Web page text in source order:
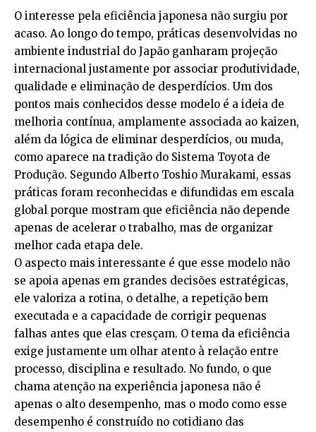
O interesse pela eficiência japonesa não surgiu por
acaso. Ao longo do tempo, práticas desenvolvidas no
ambiente industrial do Japão ganharam projeção
internacional justamente por associar produtividade,
qualidade e eliminação de desperdícios. Um dos
pontos mais conhecidos desse modelo é a ideia de
melhoria contínua, amplamente associada ao kaizen,
além da lógica de eliminar desperdícios, ou muda,
como aparece na tradição do Sistema Toyota de
Produção. Segundo Alberto Toshio Murakami, essas
práticas foram reconhecidas e difundidas em escala
global porque mostram que eficiência não depende
apenas de acelerar o trabalho, mas de organizar
melhor cada etapa dele.
O aspecto mais interessante é que esse modelo não
se apoia apenas em grandes decisões estratégicas,
ele valoriza a rotina, o detalhe, a repetição bem
executada e a capacidade de corrigir pequenas
falhas antes que elas cresçam. O tema da eficiência
exige justamente um olhar atento à relação entre
processo, disciplina e resultado. No fundo, o que
chama atenção na experiência japonesa não é
apenas o alto desempenho, mas o modo como esse
desempenho é construído no cotidiano das